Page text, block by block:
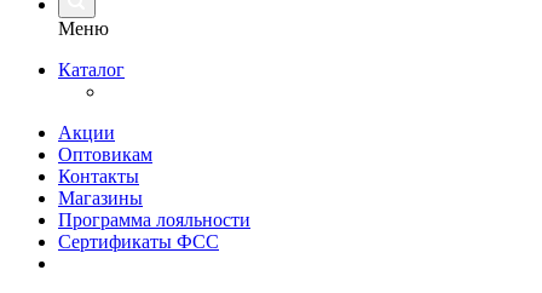
Меню
Каталог
Акции
Оптовикам
Контакты
Магазины
Программа лояльности
Сертификаты ФСС